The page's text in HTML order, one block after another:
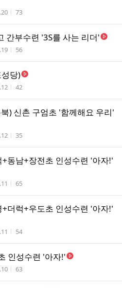
간 조회수
73
간부수련 '3S를 사는 리더'
간 조회수
56
당)
간 조회수
42
) 신촌 구엄초 '함께해요 우리'
간 조회수
35
동남+장전초 인성수련 '아자!'
조회수
65
더럭+우도초 인성수련 '아자!'
조회수
54
인성수련 '아자!'
간 조회수
63